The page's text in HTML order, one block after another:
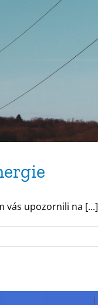
vás upozornili na [...]